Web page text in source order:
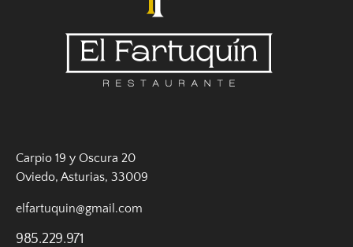
Carpio 19 y Oscura 20
Oviedo, Asturias, 33009
elfartuquin@gmail.com
985.229.971